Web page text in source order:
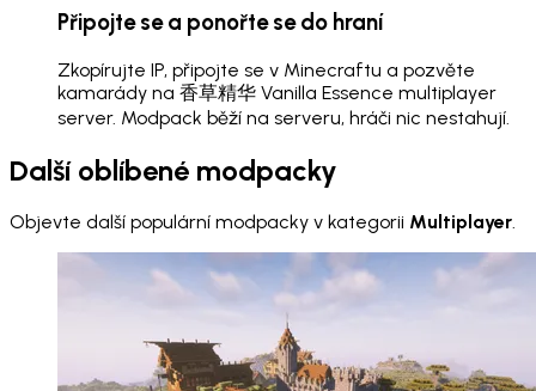
Připojte se a ponořte se do hraní
Zkopírujte IP, připojte se v Minecraftu a pozvěte
kamarády na 香草精华 Vanilla Essence multiplayer
server. Modpack běží na serveru, hráči nic nestahují.
Další oblíbené modpacky
Objevte další populární modpacky v kategorii Multiplayer.